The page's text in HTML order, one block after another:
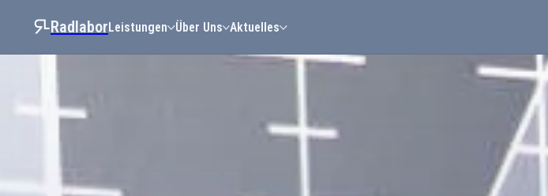
RadlaborLeistungen Über Uns Aktuelles